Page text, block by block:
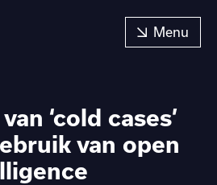
‘cold cases’
van open